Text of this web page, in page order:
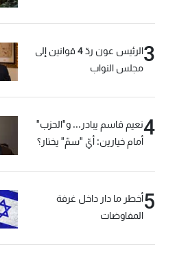
3
الرئيس عون ردّ 4 قوانين إلى
مجلس النواب
4نعيم قاسم يبادر... و"الحزب"
أمام خيارين: أيّ "سمّ" يختار؟
5أخطر ما دار داخل غرفة
المفاوضات